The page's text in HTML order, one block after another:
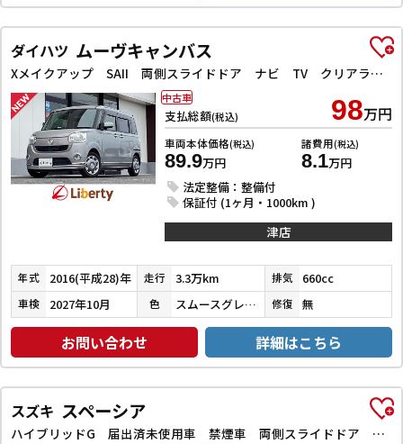
ダイハツ ムーヴキャンバス
Xメイクアップ SAII 両側スライドドア ナビ TV クリアランスソナー 衝突被害軽減システム オートライト スマートキー アイドリングストップ 電動格納ミラー ベンチシート CVT ABS ESC CD
支払総額(税込) 98万円
車両本体価格(税込)
89.9万円
諸費用(税込)
8.1万円
法定整備：整備付
保証付 (1ヶ月・1000km )
中古車
津店
年式 2016(平成28)年 走行 3.3万km 排気 660cc
車検 2027年10月 色 スムースグレーマイカメタリック 修復 無
お問い合わせ 詳細はこちら
スズキ スペーシア
ハイブリッドG 届出済未使用車 禁煙車 両側スライドドア クリアランスソナー レーンアシスト 衝突被害軽減システム オートライト LEDヘッドランプ スマートキー アイドリングストップ 盗難防止システム